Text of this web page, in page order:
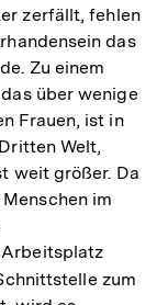
zerfällt, fehlen
das
Zu einem
über wenige
Frauen, ist in
Welt,
weit größer. Da
im
Arbeitsplatz
zum